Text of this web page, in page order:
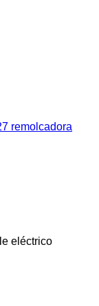
remolcadora
eléctrico